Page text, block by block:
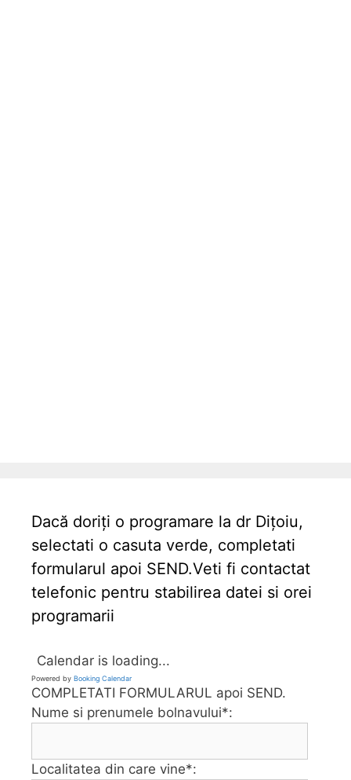
Dacă doriți o programare la dr Dițoiu,
selectati o casuta verde, completati
formularul apoi SEND.Veti fi contactat
telefonic pentru stabilirea datei si orei
programarii
Calendar is loading...
Powered by Booking Calendar
COMPLETATI FORMULARUL apoi SEND.
Nume si prenumele bolnavului*:
Localitatea din care vine*: